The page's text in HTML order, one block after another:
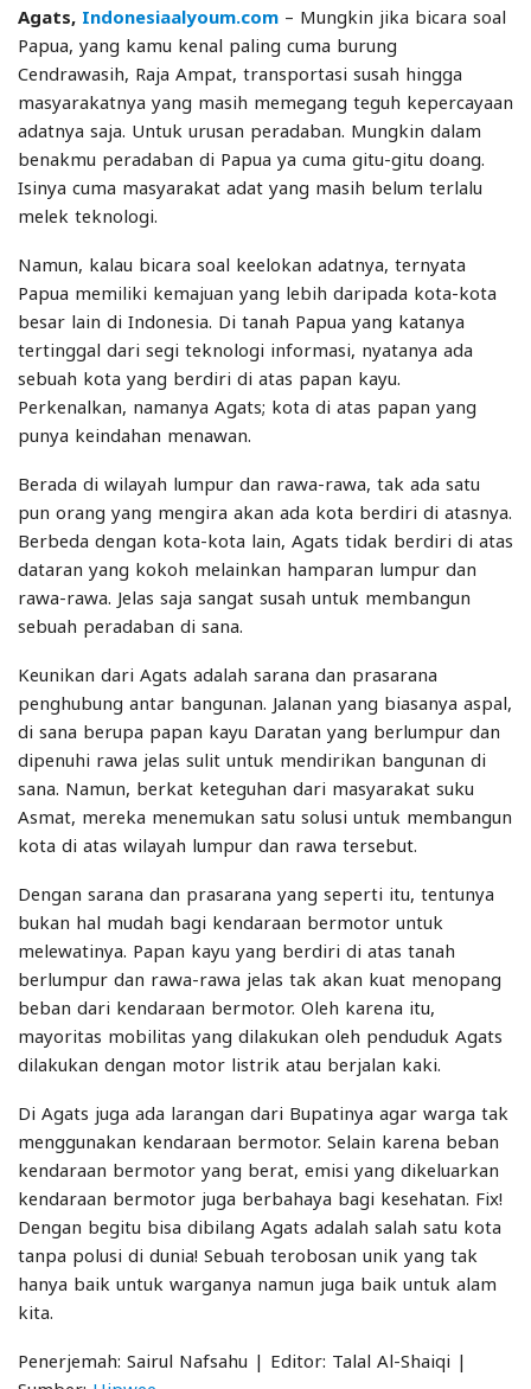
Agats, Indonesiaalyoum.com – Mungkin jika bicara soal
Papua, yang kamu kenal paling cuma burung
Cendrawasih, Raja Ampat, transportasi susah hingga
masyarakatnya yang masih memegang teguh kepercayaan
adatnya saja. Untuk urusan peradaban. Mungkin dalam
benakmu peradaban di Papua ya cuma gitu-gitu doang.
Isinya cuma masyarakat adat yang masih belum terlalu
melek teknologi.
Namun, kalau bicara soal keelokan adatnya, ternyata
Papua memiliki kemajuan yang lebih daripada kota-kota
besar lain di Indonesia. Di tanah Papua yang katanya
tertinggal dari segi teknologi informasi, nyatanya ada
sebuah kota yang berdiri di atas papan kayu.
Perkenalkan, namanya Agats; kota di atas papan yang
punya keindahan menawan.
Berada di wilayah lumpur dan rawa-rawa, tak ada satu
pun orang yang mengira akan ada kota berdiri di atasnya.
Berbeda dengan kota-kota lain, Agats tidak berdiri di atas
dataran yang kokoh melainkan hamparan lumpur dan
rawa-rawa. Jelas saja sangat susah untuk membangun
sebuah peradaban di sana.
Keunikan dari Agats adalah sarana dan prasarana
penghubung antar bangunan. Jalanan yang biasanya aspal,
di sana berupa papan kayu Daratan yang berlumpur dan
dipenuhi rawa jelas sulit untuk mendirikan bangunan di
sana. Namun, berkat keteguhan dari masyarakat suku
Asmat, mereka menemukan satu solusi untuk membangun
kota di atas wilayah lumpur dan rawa tersebut.
Dengan sarana dan prasarana yang seperti itu, tentunya
bukan hal mudah bagi kendaraan bermotor untuk
melewatinya. Papan kayu yang berdiri di atas tanah
berlumpur dan rawa-rawa jelas tak akan kuat menopang
beban dari kendaraan bermotor. Oleh karena itu,
mayoritas mobilitas yang dilakukan oleh penduduk Agats
dilakukan dengan motor listrik atau berjalan kaki.
Di Agats juga ada larangan dari Bupatinya agar warga tak
menggunakan kendaraan bermotor. Selain karena beban
kendaraan bermotor yang berat, emisi yang dikeluarkan
kendaraan bermotor juga berbahaya bagi kesehatan. Fix!
Dengan begitu bisa dibilang Agats adalah salah satu kota
tanpa polusi di dunia! Sebuah terobosan unik yang tak
hanya baik untuk warganya namun juga baik untuk alam
kita.
Penerjemah: Sairul Nafsahu | Editor: Talal Al-Shaiqi |